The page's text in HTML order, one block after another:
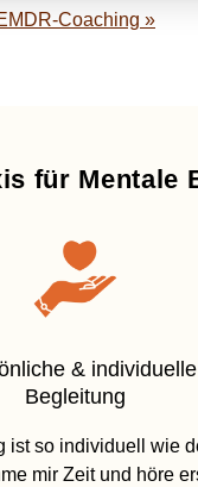
Coaching »
für Mentale
& individuelle
Begleitung
ist so individuell wie
mir Zeit und höre